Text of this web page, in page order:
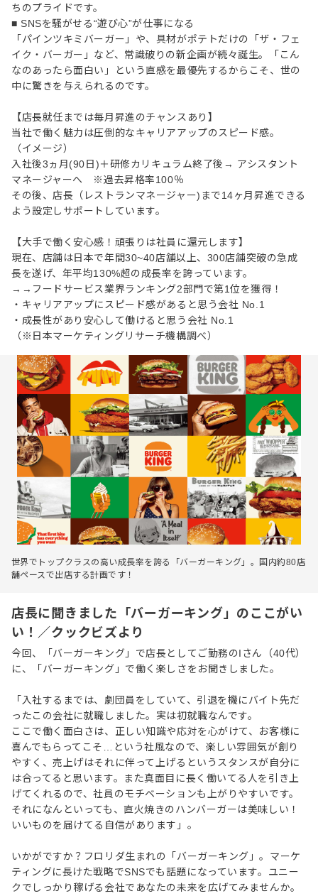
ちのプライドです。
■ SNSを騒がせる“遊び心”が仕事になる
「パインツキミバーガー」や、具材がポテトだけの「ザ・フェ
イク・バーガー」など、常識破りの新企画が続々誕生。「こん
なのあったら面白い」という直感を最優先するからこそ、世の
中に驚きを与えられるのです。
【店長就任までは毎月昇進のチャンスあり】
当社で働く魅力は圧倒的なキャリアアップのスピード感。
（イメージ）
入社後3ヵ月(90日)＋研修カリキュラム終了後→ アシスタント
マネージャーへ ※過去昇格率100％
その後、店長（レストランマネージャー)まで14ヶ月昇進できる
よう設定しサポートしています。
【大手で働く安心感！頑張りは社員に還元します】
現在、店舗は日本で年間30~40店舗以上、300店舗突破の急成
⻑を遂げ、年平均130%超の成⻑率を誇っています。
→→フードサービス業界ランキング2部門で第1位を獲得！
・キャリアアップにスピード感があると思う会社 No.1
・成長性があり安心して働けると思う会社 No.1
（※日本マーケティングリサーチ機構調べ）
世界でトップクラスの高い成長率を誇る「バーガーキング」。国内約80店
舗ペースで出店する計画です！
店長に聞きました「バーガーキング」のここがい
い！／クックビズより
今回、「バーガーキング」で店長としてご勤務のIさん（40代）
に、「バーガーキング」で働く楽しさをお聞きしました。
「入社するまでは、劇団員をしていて、引退を機にバイト先だ
ったこの会社に就職しました。実は初就職なんです。
ここで働く面白さは、正しい知識や応対を心がけて、お客様に
喜んでもらってこそ…という社風なので、楽しい雰囲気が創り
やすく、売上げはそれに伴って上げるというスタンスが自分に
は合ってると思います。また真面目に長く働いてる人を引き上
げてくれるので、社員のモチベーションも上がりやすいです。
それになんといっても、直火焼きのハンバーガーは美味しい！
いいものを届けてる自信があります」。
いかがですか？フロリダ生まれの「バーガーキング」。マーケ
ティングに長けた戦略でSNSでも話題になっています。ユニー
クでしっかり稼げる会社であなたの未来を広げてみませんか。